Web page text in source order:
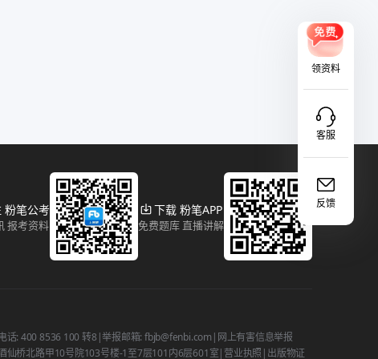
领资料
客服
反馈
粉笔公考
报考资料
下载 粉笔APP
免费题库 直播讲解
话: 400 8536 100 转8 |举报邮箱: fbjb@fenbi.com | 网上有害信息举报
仙桥北路甲10号院103号楼-1至7层101内6层601室| 营业执照 | 出版物证